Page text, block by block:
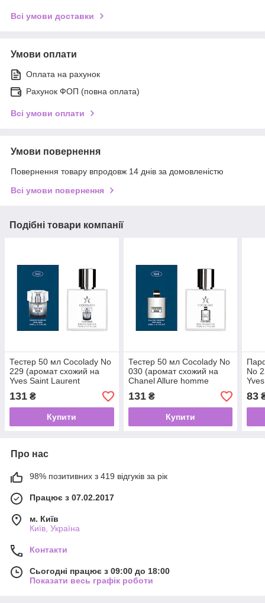
Всі умови доставки
Умови оплати
Оплата на рахунок
Рахунок ФОП (повна оплата)
Всі умови оплати
Умови повернення
Повернення товару впродовж 14 днів за домовленістю
Всі умови повернення
Подібні товари компанії
Тестер 50 мл Cocolady No
229 (аромат схожий на
Yves Saint Laurent
L'Homme Libre)
131 ₴
Купити
Тестер 50 мл Cocolady No
030 (аромат схожий на
Chanel Allure homme
Sport)
131₴
Купити
No
83
Про нас
98% позитивних з 419 відгуків за рік
Працює з 07.02.2017
м. Київ
Київ, Україна
Контакти
Сьогодні працює з 09:00 до 18:00
Показати весь графік роботи